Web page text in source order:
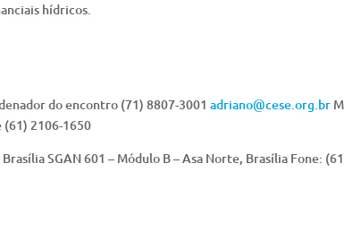
hídricos.
do encontro (71) 8807-3001 adriano@cese.org.br
(61) 2106-1650
SGAN 601 – Módulo B – Asa Norte, Brasília Fone: